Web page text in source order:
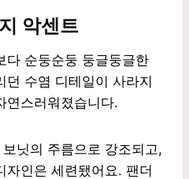
악센트
다 순둥순둥 둥글둥글한
던 수염 디테일이 사라지
연스러워졌습니다.
닛의 주름으로 강조되고,
자인은 세련됐어요. 팬더